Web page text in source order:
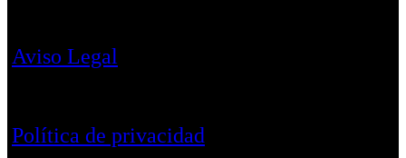
Aviso Legal
Política de privacidad